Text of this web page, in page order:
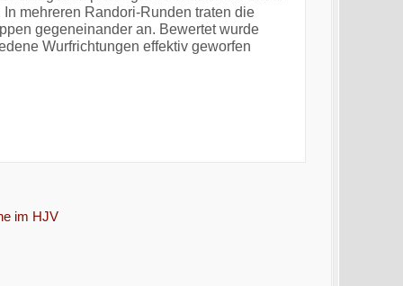
mehreren Randori-Runden traten die
gegeneinander an. Bewertet wurde
Wurfrichtungen effektiv geworfen
im HJV